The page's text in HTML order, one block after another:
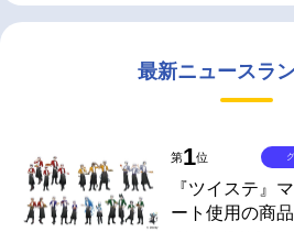
最新ニュースラ
第1位
『ツイステ』
ート使用の商